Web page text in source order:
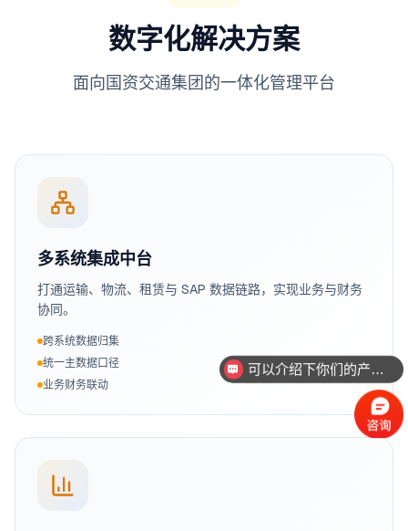
数字化解决方案
面向国资交通集团的一体化管理平台
多系统集成中台
打通运输、物流、租赁与 SAP 数据链路，实现业务与财务
协同。
跨系统数据归集
统一主数据口径
业务财务联动
你们是怎么收费的呢